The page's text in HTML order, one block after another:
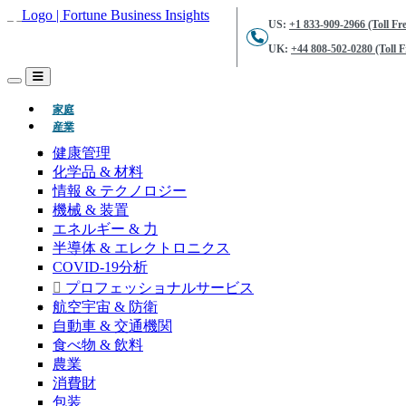
US: +1 833-909-2966 (Toll
UK: +44 808-502-0280 (Toll
家庭(現在)
産業
健康管理
化学品 & 材料
情報 & テクノロジー
機械 & 装置
エネルギー & 力
半導体 & エレクトロニクス
COVID-19分析
プロフェッショナルサービス
航空宇宙 & 防衛
自動車 & 交通機関
食べ物 & 飲料
農業
消費財
包装